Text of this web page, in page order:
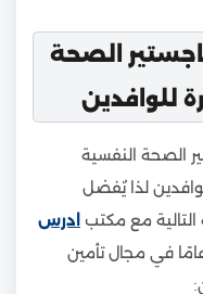
الصحة
للوافدين
الصحة النفسية
لذا يٌفضل
التالية مع مكتب ادرس
الخبرة لأكثر من 20 عامًا في مجال تأمين